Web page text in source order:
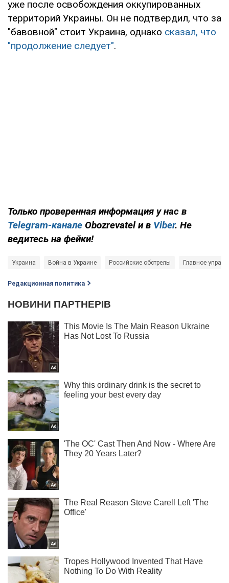
уже после освобождения оккупированных
территорий Украины. Он не подтвердил, что за
"бавовной" стоит Украина, однако сказал, что
"продолжение следует".
Только проверенная информация у нас в
Telegram-канале Obozrevatel и в Viber. Не
ведитесь на фейки!
Украина Война в Украине Российские обстрелы Главное
Редакционная политика